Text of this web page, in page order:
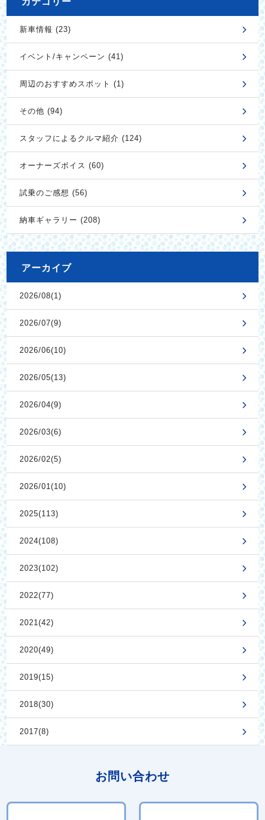
新車情報 (23)
イベント/キャンペーン (41)
周辺のおすすめスポット (1)
その他 (94)
スタッフによるクルマ紹介 (124)
オーナーズボイス (60)
試乗のご感想 (56)
納車ギャラリー (208)
アーカイブ
2026/08(1)
2026/07(9)
2026/06(10)
2026/05(13)
2026/04(9)
2026/03(6)
2026/02(5)
2026/01(10)
2025(113)
2024(108)
2023(102)
2022(77)
2021(42)
2020(49)
2019(15)
2018(30)
2017(8)
お問い合わせ